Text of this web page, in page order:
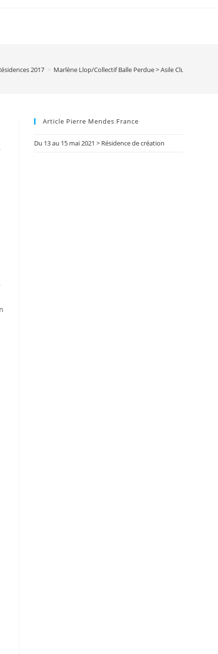
2017 > Marlène Llop/Collectif Balle Perdue > Asile Club
Article Pierre Mendes France
Du 13 au 15 mai 2021 > Résidence de création